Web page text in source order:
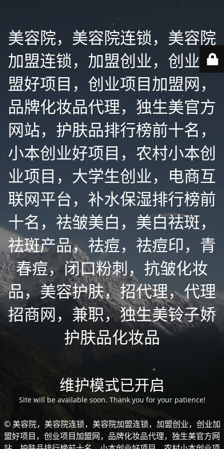
美容院，美容院连锁，美容院
加盟连锁，加盟创业，创业加
盟好项目，创业项目加盟网，
品牌化妆品代理，独生美官方
网站，护肤品排行榜前十名，
小本创业好项目，农村小本创
业项目，大学生创业，电商互
联网平台，补水保湿排行榜前
十名，祛皱美白，美白祛斑，
祛斑产品，祛痘，祛痘印，青
春痘，闭口粉刺，抗皱化妆
品，美容护肤，招代理，代理
招商网，兼职，独生美铃子娇
护肤品化妆品
维护模式已开启
Site will be available soon. Thank you for your patience!
© 美容院，美容院连锁，美容院加盟连锁，加盟创业，创业加
盟好项目，创业项目加盟网，品牌化妆品代理，独生美官方网